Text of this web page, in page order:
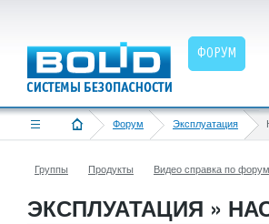
ФОРУМ
Форум Эксплуатация
Группы Продукты Видео справка по
ЭКСПЛУАТАЦИЯ »